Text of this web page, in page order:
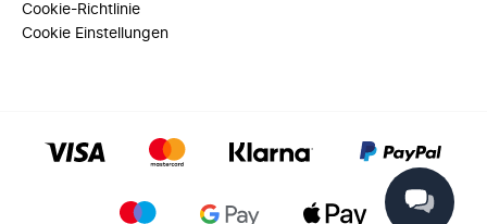
Cookie-Richtlinie
Cookie Einstellungen